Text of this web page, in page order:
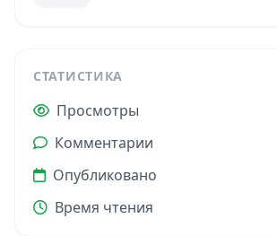
СТАТИСТИКА
Просмотры
Комментарии
Опубликовано
Время чтения